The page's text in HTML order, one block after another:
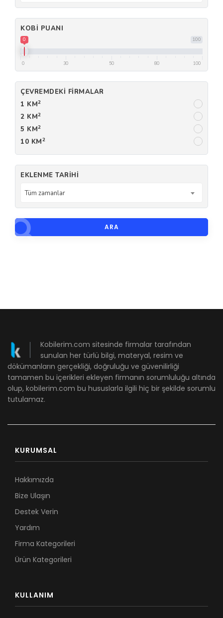
KOBI PUANI
100
0
0 30 50 80 100
ÇEVREMDEKI FIRMALAR
1 KM2
2 KM2
5 KM2
10 KM2
EKLENME TARIHI
Tüm zamanlar
ARA
Kobilerim.com sitesinde firmalar tarafından
sunulan her türlü bilgi, materyal, resim ve
dökümanların gerçekliği, doğruluğu ve güvenilirliği
tamamen bu içerikleri ekleyen firmanın sorumluluğu altında
olup, kobilerim.com bu hususlarla ilgili hiç bir şekilde sorumlu
tutulamaz.
KURUMSAL
Hakkımızda
Bize Ulaşın
Destek Verin
Yardım
Firma Kategorileri
Ürün Kategorileri
KULLANIM